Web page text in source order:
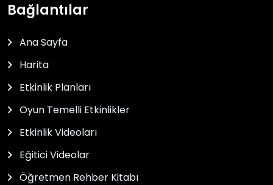
Bağlantılar
Ana Sayfa
Harita
Etkinlik Planları
Oyun Temelli Etkinlikler
Etkinlik Videoları
Eğitici Videolar
Öğretmen Rehber Kitabı